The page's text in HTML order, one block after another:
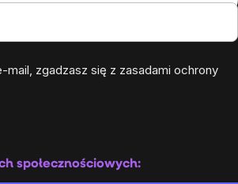
mail, zgadzasz się z zasadami ochrony
społecznościowych: